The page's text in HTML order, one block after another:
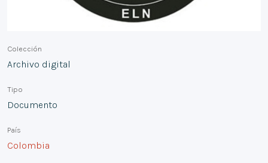
Colección
Archivo digital
Tipo
Documento
País
Colombia